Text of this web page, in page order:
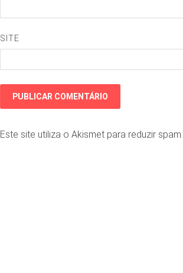
SITE
Este site utiliza o Akismet para reduzir spam.